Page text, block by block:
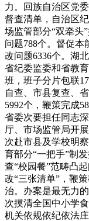
力。回族自治区党
督查清单，自治区
场监管部分“双牵头
问题788个。督促
改问题6336个。湖
省纪委监委和省教
班，班子分片包联
自查、市县复查、
5992个，鞭策完成
省委次要担任同志
厅、市场监管局开
次赴市县及学校明
育部分“一把手”制
查“校园餐”范畴凸
改“三张清单”，鞭
治。办案是最无力
次摸清全国中小学
机关依规依纪依法